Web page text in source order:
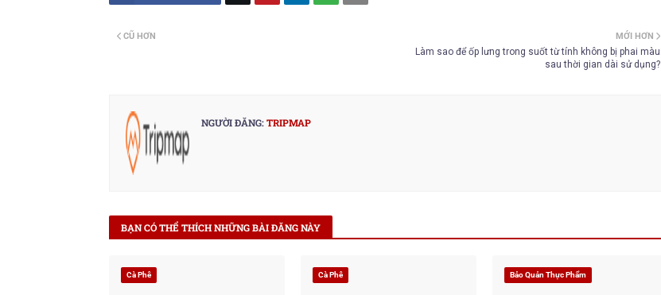
MỚI HƠN
Làm sao để ốp lưng trong suốt từ tính không bị phai màu
sau thời gian dài sử dụng?
CŨ HƠN
NGƯỜI ĐĂNG:TRIPMAP
BẠN CÓ THỂ THÍCH NHỮNG BÀI ĐĂNG NÀY
Cà Phê Cà Phê Bảo Quản Thực Phẩm